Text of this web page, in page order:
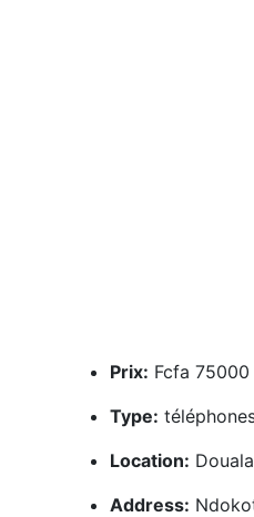
Prix: Fcfa 75000
Type:
Location: Douala
Address: